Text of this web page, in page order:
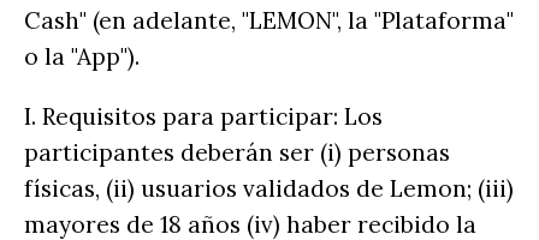
Cash" (en adelante, "LEMON", la "Plataforma"
o la "App").
I. Requisitos para participar: Los
participantes deberán ser (i) personas
físicas, (ii) usuarios validados de Lemon; (iii)
mayores de 18 años (iv) haber recibido la